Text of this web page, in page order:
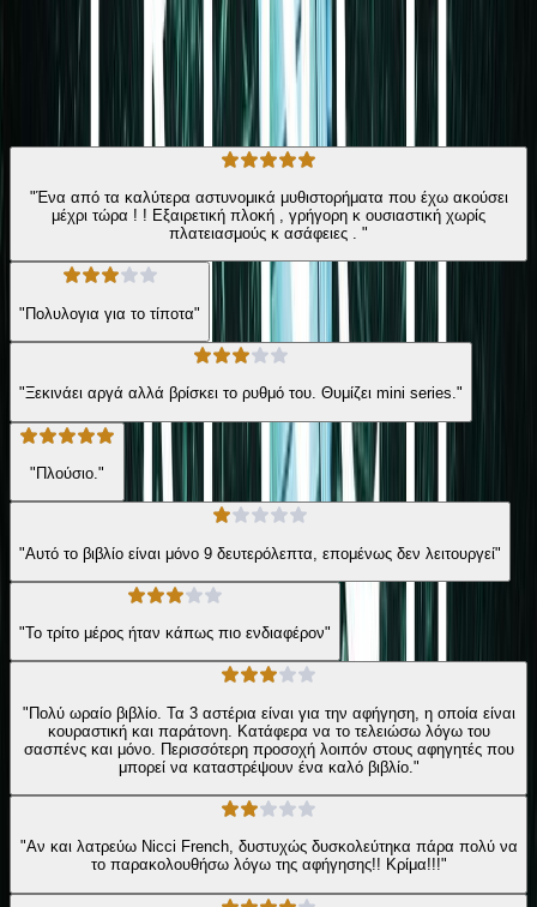
Η γνώμη των ακροατών
★ 3.9 /5 Βαθμολογία βιβλίου
Αξιολογήσεις
"Ένα από τα καλύτερα αστυνομικά μυθιστορήματα που έχω ακούσει
μέχρι τώρα ! ! Εξαιρετική πλοκή , γρήγορη κ ουσιαστική χωρίς
πλατειασμούς κ ασάφειες . "
"Πολυλογια για το τίποτα"
"Ξεκινάει αργά αλλά βρίσκει το ρυθμό του. Θυμίζει mini series."
"Πλούσιο."
"Αυτό το βιβλίο είναι μόνο 9 δευτερόλεπτα, επομένως δεν λειτουργεί"
"Το τρίτο μέρος ήταν κάπως πιο ενδιαφέρον"
"Πολύ ωραίο βιβλίο. Τα 3 αστέρια είναι για την αφήγηση, η οποία είναι
κουραστική και παράτονη. Κατάφερα να το τελειώσω λόγω του
σασπένς και μόνο. Περισσότερη προσοχή λοιπόν στους αφηγητές που
μπορεί να καταστρέψουν ένα καλό βιβλίο."
"Αν και λατρεύω Nicci French, δυστυχώς δυσκολεύτηκα πάρα πολύ να
το παρακολουθήσω λόγω της αφήγησης!! Κρίμα!!!"